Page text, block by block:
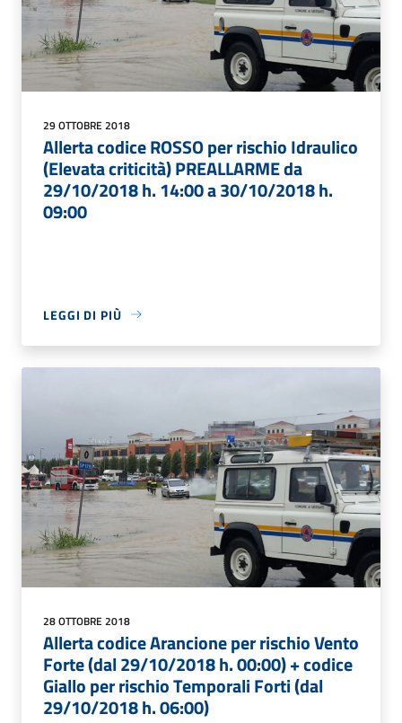
29 OTTOBRE 2018
Allerta codice ROSSO per rischio Idraulico
(Elevata criticità) PREALLARME da
29/10/2018 h. 14:00 a 30/10/2018 h.
09:00
LEGGI DI PIÙ
28 OTTOBRE 2018
Allerta codice Arancione per rischio Vento
Forte (dal 29/10/2018 h. 00:00) + codice
Giallo per rischio Temporali Forti (dal
29/10/2018 h. 06:00)